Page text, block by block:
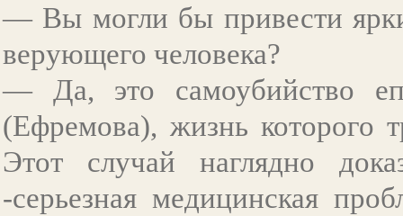
— Вы могли бы привести
верующего человека?
— Да, это самоубийство
(Ефремова), жизнь которого
Этот случай наглядно
-серьезная медицинская